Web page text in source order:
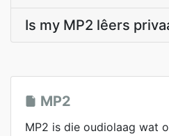
Is my MP2 lêers
MP2
MP2 is die oudiolaag wat